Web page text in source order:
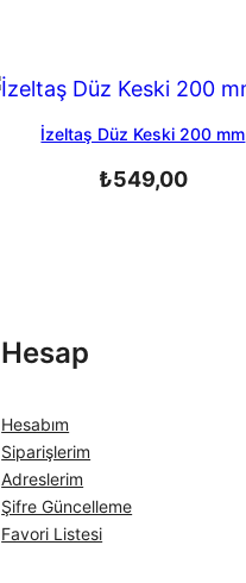
İzeltaş Düz Keski 200 mm
₺549,00
Hesap
Hesabım
Siparişlerim
Adreslerim
Şifre Güncelleme
Favori Listesi